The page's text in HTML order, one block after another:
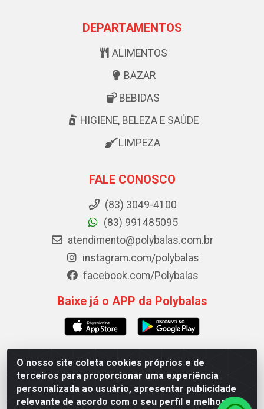
O nosso site coleta cookies próprios e de
terceiros para proporcionar uma experiência
personalizada ao usuário, apresentar publicidade
relevante de acordo com o seu perfil e melhorar a
DEPARTAMENTOS
ALIMENTOS
BAZAR
BEBIDAS
HIGIENE, BELEZA E SAÚDE
LIMPEZA
FALE CONOSCO
(83) 3049-4100
(83) 991485095
atendimento@polybalas.com.br
instagram.com/polybalas
facebook.com/Polybalas
Baixe já o APP da Polybalas
Polybalas - Rua João Miguel de Souza, 173 Galpão B -
Ernesto Geisel, João Pessoa/PB - CEP 58.075-075 - CNPJ
00.909.327/0002-61